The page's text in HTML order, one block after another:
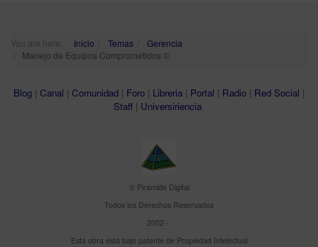
You are here: Inicio Temas
Gerencia
Manejo de Equipos Comprometidos ©
Blog | Canal | Comunidad | Foro | Libreria | Portal | Radio | Red Social |
Staff | Universiriencia
© Pirámide Digital
Todos los Derechos Reservados
2002 -
Esta obra está bajo patente de Propiedad Intelectual